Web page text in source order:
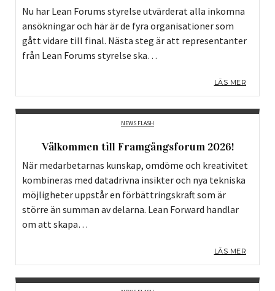
Nu har Lean Forums styrelse utvärderat alla inkomna
ansökningar och här är de fyra organisationer som
gått vidare till final. Nästa steg är att representanter
från Lean Forums styrelse ska…
LÄS MER
NEWS FLASH
Välkommen till Framgångsforum 2026!
När medarbetarnas kunskap, omdöme och kreativitet
kombineras med datadrivna insikter och nya tekniska
möjligheter uppstår en förbättringskraft som är
större än summan av delarna. Lean Forward handlar
om att skapa…
LÄS MER